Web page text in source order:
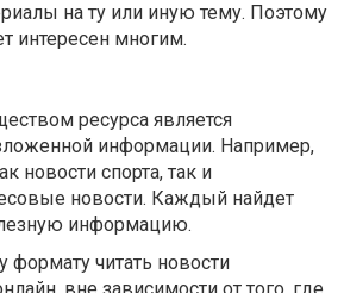
на ту или иную тему. Поэтому
интересен многим.
ресурса является
информации. Например,
новости спорта, так и
новости. Каждый найдет
информацию.
формату читать новости